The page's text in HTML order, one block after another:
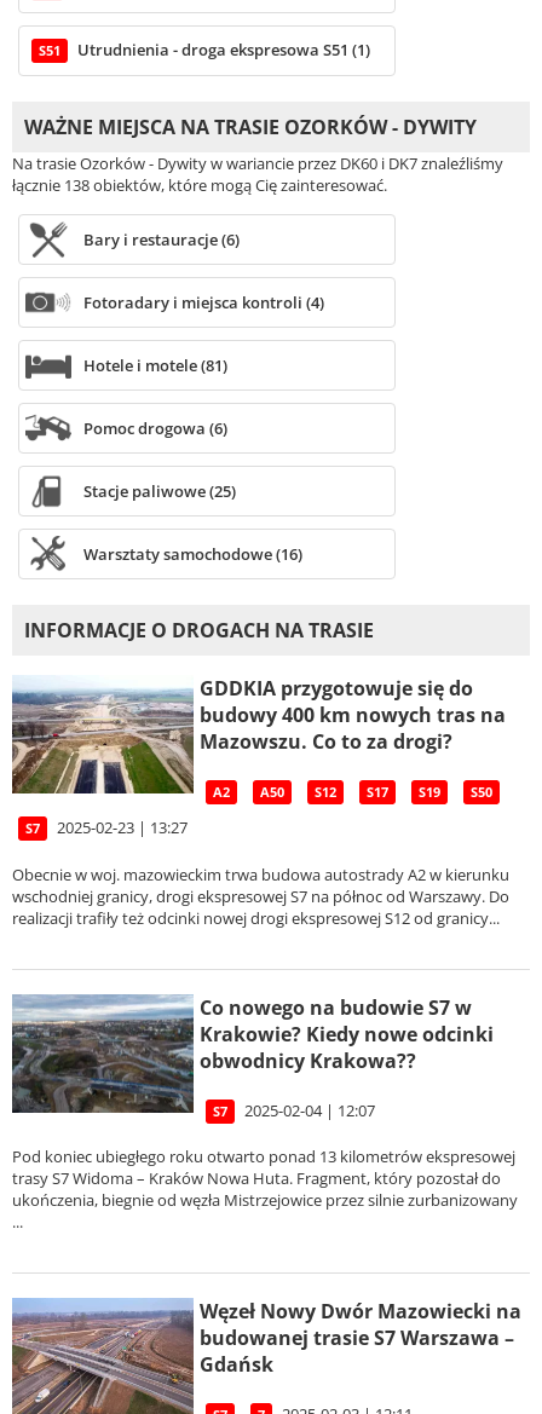
S51 Utrudnienia - droga ekspresowa S51 (1)
WAŻNE MIEJSCA NA TRASIE OZORKÓW - DYWITY
Na trasie Ozorków - Dywity w wariancie przez DK60 i DK7 znaleźliśmy
łącznie 138 obiektów, które mogą Cię zainteresować.
Bary i restauracje (6)
Fotoradary i miejsca kontroli (4)
Hotele i motele (81)
Pomoc drogowa (6)
Stacje paliwowe (25)
Warsztaty samochodowe (16)
INFORMACJE O DROGACH NA TRASIE
GDDKIA przygotowuje się do
budowy 400 km nowych tras na
Mazowszu. Co to za drogi?
A2 A50 S12 S17 S19 S50
S7 2025-02-23 | 13:27
Obecnie w woj. mazowieckim trwa budowa autostrady A2 w kierunku
wschodniej granicy, drogi ekspresowej S7 na północ od Warszawy. Do
realizacji trafiły też odcinki nowej drogi ekspresowej S12 od granicy...
Co nowego na budowie S7 w
Krakowie? Kiedy nowe odcinki
obwodnicy Krakowa??
S7 2025-02-04 | 12:07
Pod koniec ubiegłego roku otwarto ponad 13 kilometrów ekspresowej
trasy S7 Widoma – Kraków Nowa Huta. Fragment, który pozostał do
ukończenia, biegnie od węzła Mistrzejowice przez silnie zurbanizowany
...
Węzeł Nowy Dwór Mazowiecki na
budowanej trasie S7 Warszawa –
Gdańsk